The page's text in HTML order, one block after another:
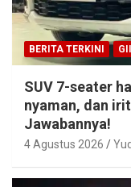
BERITA TERKINI
SUV 7-seater
nyaman, dan
Jawabannya!
4 Agustus 2026